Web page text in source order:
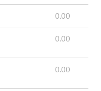
0.00
0.00
0.00